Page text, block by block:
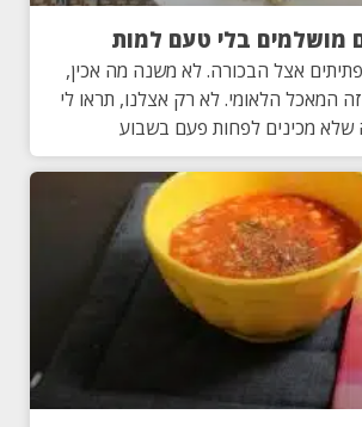
מושלמים בלי טעם למות
אצל הבכורה. לא משנה מה אכין,
המאכל הלאומי. לא רק אצלנו, תראו לי
מכינים לפחות פעם בשבוע